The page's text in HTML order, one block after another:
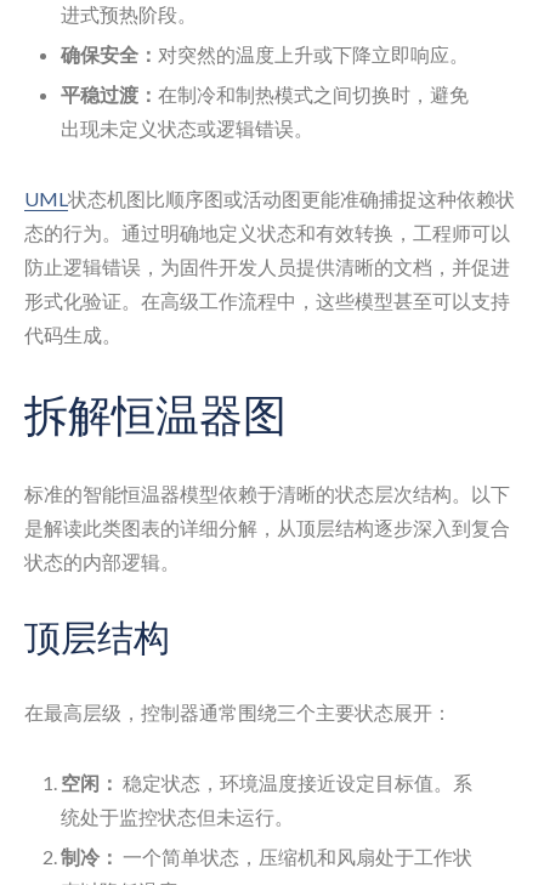
进式预热阶段。
确保安全： 对突然的温度上升或下降立即响应。
平稳过渡： 在制冷和制热模式之间切换时，避免
出现未定义状态或逻辑错误。
UML状态机图比顺序图或活动图更能准确捕捉这种依赖状
态的行为。通过明确地定义状态和有效转换，工程师可以
防止逻辑错误，为固件开发人员提供清晰的文档，并促进
形式化验证。在高级工作流程中，这些模型甚至可以支持
代码生成。
拆解恒温器图
标准的智能恒温器模型依赖于清晰的状态层次结构。以下
是解读此类图表的详细分解，从顶层结构逐步深入到复合
状态的内部逻辑。
顶层结构
在最高层级，控制器通常围绕三个主要状态展开：
空闲： 稳定状态，环境温度接近设定目标值。系
统处于监控状态但未运行。
制冷： 一个简单状态，压缩机和风扇处于工作状